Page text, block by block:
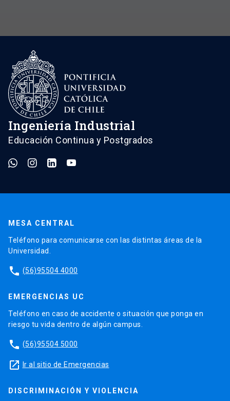
Ingeniería Industrial
Educación Continua y Postgrados
MESA CENTRAL
Teléfono para comunicarse con las distintas áreas de la
Universidad.
phone (56)95504 4000
EMERGENCIAS UC
Teléfono en caso de accidente o situación que ponga en
riesgo tu vida dentro de algún campus.
phone (56)95504 5000
launch Ir al sitio de Emergencias
DISCRIMINACIÓN Y VIOLENCIA